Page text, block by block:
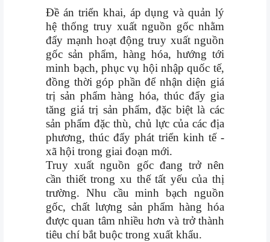
Đề án triển khai, áp dụng và quản lý
hệ thống truy xuất nguồn gốc nhằm
đẩy mạnh hoạt động truy xuất nguồn
gốc sản phẩm, hàng hóa, hướng tới
minh bạch, phục vụ hội nhập quốc tế,
đồng thời góp phần để nhận diện giá
trị sản phẩm hàng hóa, thúc đẩy gia
tăng giá trị sản phẩm, đặc biệt là các
sản phẩm đặc thù, chủ lực của các địa
phương, thúc đẩy phát triển kinh tế -
xã hội trong giai đoạn mới.
Truy xuất nguồn gốc đang trở nên
cần thiết trong xu thế tất yếu của thị
trường. Nhu cầu minh bạch nguồn
gốc, chất lượng sản phẩm hàng hóa
được quan tâm nhiều hơn và trở thành
tiêu chí bắt buộc trong xuất khẩu.